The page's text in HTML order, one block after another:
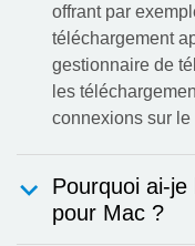
offrant par
téléchargement
gestionnaire de
les
connexions sur le
Pourquoi ai-
pour Mac ?